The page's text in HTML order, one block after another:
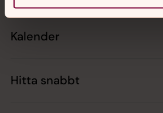
Kalender
Hitta snabbt